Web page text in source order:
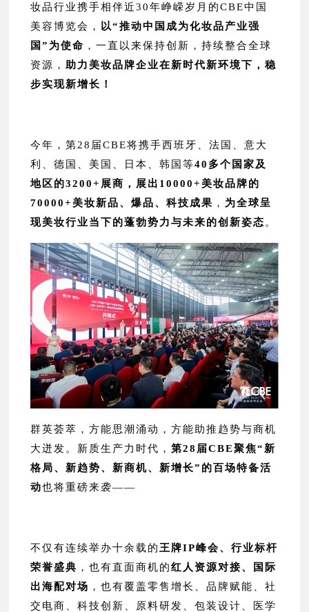
妆品行业携手相伴近30年峥嵘岁月的CBE中国
美容博览会， 以“推动中国成为化妆品产业强
国”为使命 ，一直以来保持创新，持续整合全球
资源，助力美妆品牌企业在新时代新环境下，稳
步实现新增长！
今年，第28届CBE将携手西班牙、法国、意大
利、德国、美国、日本、韩国等40多个国家及
地区的3200+展商，展出10000+美妆品牌的
70000+美妆新品、爆品、科技成果 ， 为全球呈
现美妆行业当下的蓬勃势力与未来的创新姿态。
群英荟萃，方能思潮涌动，方能助推趋势与商机
大迸发。新质生产力时代，第28届CBE聚焦“新
格局、新趋势、新商机、新增长”的百场特备活
动也将重磅来袭——
不仅有连续举办十余载的 王牌IP峰会、行业标杆
荣誉盛典 ，也有直面商机的红人资源对接、国际
出海配对场 ，也有覆盖零售增长、品牌赋能、社
交电商、科技创新、原料研发、包装设计、医学